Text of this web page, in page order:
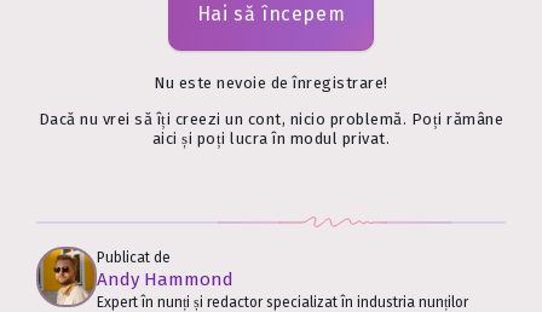
Hai să începem
Nu este nevoie de înregistrare!
Dacă nu vrei să îți creezi un cont, nicio problemă. Poți rămâne
aici și poți lucra în modul privat.
Publicat de
Andy Hammond
Expert în nunți și redactor specializat în industria nunților